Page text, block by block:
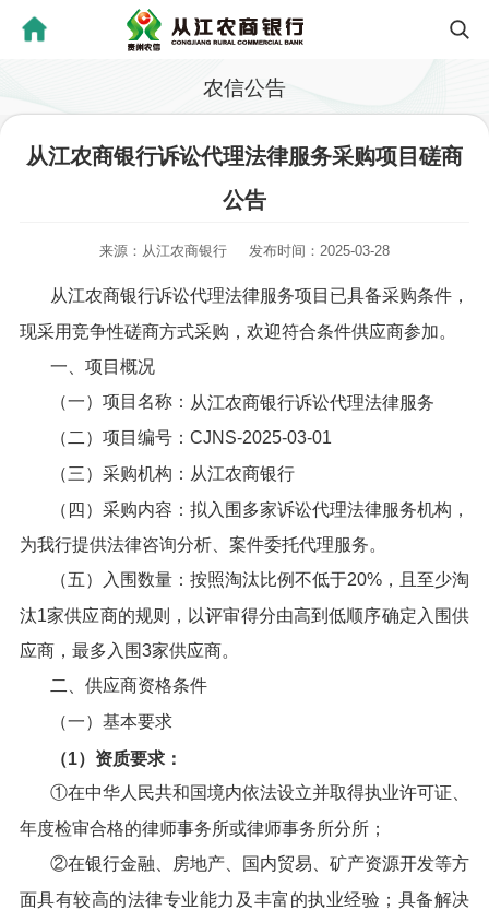
农信公告
从江农商银行诉讼代理法律服务采购项目磋商
公告
来源：从江农商银行 发布时间：2025-03-28
从江农商银行诉讼代理法律服务项目已具备采购条件，
现采用竞争性磋商方式采购，欢迎符合条件供应商参加。
一、项目概况
（一）项目名称： 从江农商银行诉讼代理法律服务
（二）项目编号：CJNS-2025-03-01
（三）采购机构：从江农商银行
（四）采购内容：拟入围多家诉讼代理法律服务机构，
为我行提供法律咨询分析、案件委托代理服务。
（五）入围数量：按照淘汰比例不低于20%，且至少淘
汰1家供应商的规则，以评审得分由高到低顺序确定入围供
应商，最多入围3家供应商。
二、供应商资格条件
（一）基本要求
（1）资质要求：
①在中华人民共和国境内依法设立并取得执业许可证、
年度检审合格的律师事务所或律师事务所分所；
②在银行金融、房地产、国内贸易、矿产资源开发等方
面具有较高的法律专业能力及丰富的执业经验；具备解决